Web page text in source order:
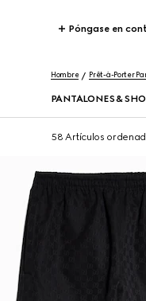
Póngase en
Hombre Prêt-à-Porter
PANTALONES &
58 Artículos